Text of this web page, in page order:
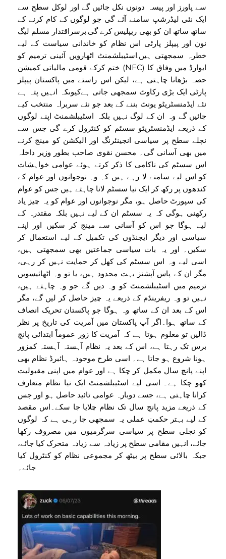
سے پاورز اور پیسہ دونوں نکل جائیں گے اور لوکل سطح سے
ایک نئی لیڈرشپ سامنے آئے گی جو لوگوں کے کام کرنے کے
ساتھ ساتھ ان کو بھی ریپلیس کرے گی.برسراقتدار مسلم لیگ
نون اور پیپلز پارٹی اس نظام کو خاندانی سیاست کے لیے
خطرہ سمجھتی ہیں.اسٹیبلشمنٹ اٹھارویں آئینی ترمیم کو
ختم کرکے قومی مالیاتی کمیشن (NFC) ایوارڈ میں وفاق کا
حصہ بڑھانا چاہتی ہے، لیکن اس راستے میں پاکستان پیپلز
پارٹی ایک بڑی رکاوٹ سمجھی جاتی ہےکیوںکہ انہیں پتہ ہے
نئے ایڈمنسٹریٹو یونٹ بننے کے بعد جو نئے سربراہ منتخب کیے
جائیں گے وہ ان کے لوگ نہیں بلکہ اسٹیبلشمنٹ اپنے لوگوں
کے ذریعے ایڈمنسٹریٹو سسٹم کو کنٹرول کرے گی جس سے
نچلے سطح پر سیاسی انجینئرنگ اور الیکشن کو مینج کرنے
میں بھی آسانی گی۔ محسن نقوی صاحب بطور وزیر داخلہ
اس سسٹم کی ناکامی کا ذکر کرتے ہوئے عوامی خواہشات
کو اس لیے سامنے لا رہے ہیں کہ وہ نوجوانوں اور عوام کے
کندھوں پر رکھ کر ایک نیا سسٹم لانا چاہتے ہیں جس کو عوام
کی سپورٹ حاصل ہو، مگر نوجوانوں اور عوام کو یہ چیز یاد
رکھنی ہوگی کہ یہ سسٹم ان کے لیے نہیں بلکہ مقتدرہ کے
لیے ہوگا جو اس کو آسانی سے مینج کر سکیں اور اپنے
سیاسی اور دیگر ایجنڈوں کی تکمیل کے لیے استعمال کر
سکیں۔ اور یہ بات سیاسی جماعتیں بھی سمجھتی ہیں،
اسی لیے وہ اس سسٹم کی کھل کر حمایت نہیں کر رہی،
مگر ان کے پاس آپشنز بہت محدود ہیں، یا تو وہ اٹھائیسویں
ترمیم میں اسٹیبلشمنٹ کو وہ دیں گے جو وہ چاہتے ہیں،
نہیں تو وہ ریفرینڈم کے ذریعے یہ چیز حاصل کر لیں گے، مگر
اس کے بعد ان کے ساتھ وہ ہوگا جو پاکستان تحریک انصاف
کے ساتھ ہوا۔اگر آپ پاکستان میں آمریت کی تاریخ پر نظر
ڈالیں تو معلوم ہوتا ہے کہ آمریت کا زور عموماً ابتدائی پانچ
برس تک رہتا ہے، اس کے بعد یہ نظام آہستہ آہستہ کمزور
ہونا شروع ہو جاتا ہے۔ اسی طرح موجودہ ہائبرڈ نظام بھی
اپنے پانچ سال مکمل کر چکا ہے اور عوام میں اپنی مقبولیت
کھو چکا ہے۔ اسی لیے اسٹیبلشمنٹ ایک نیا نظام متعارف
کرانا چاہتی ہے، جسے دوبارہ عوامی تائید حاصل ہو اور جس
کے ذریعے مزید پانچ سال تک نظام چلایا جا سکے۔اس مقصد
کے لیے بہتر حکمتِ عملی یہ سمجھی جا رہی ہے کہ لوگوں
کو نچلی سطح پر سیاسی سرگرمیوں میں مصروف رکھا
جائے، انہیں مقامی سطح پر زیادہ سے زیادہ متحرک کیا جائے،
جبکہ بالائی سطح پر بیٹھ کر مجموعی نظام کو کنٹرول کیا
جائے۔